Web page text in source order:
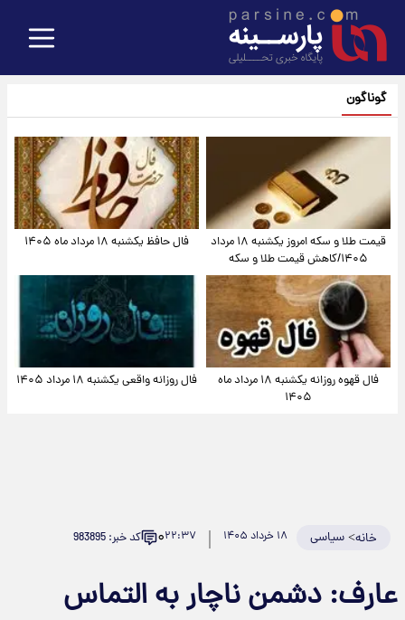
گوناگون
قیمت طلا و سکه امروز یکشنبه ۱۸ مرداد
۱۴۰۵/کاهش قیمت طلا و سکه
فال حافظ یکشنبه ۱۸ مرداد ماه ۱۴۰۵
فال قهوه روزانه یکشنبه ۱۸ مرداد ماه
۱۴۰۵
فال روزانه واقعی یکشنبه ۱۸ مرداد ۱۴۰۵
خانه>سیاسی ۱۸ خرداد ۱۴۰۵ ۲۲:۳۷۰ کد خبر: 983895
عارف: دشمن ناچار به التماس